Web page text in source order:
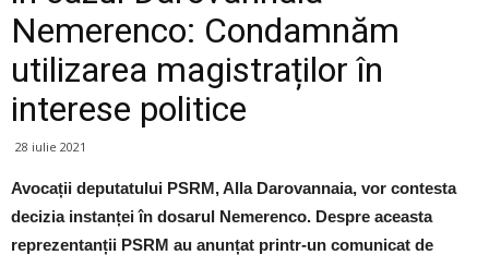
Nemerenco: Condamnăm
utilizarea magistraților în
interese politice
28 iulie 2021
Avocații deputatului PSRM, Alla Darovannaia, vor contesta
decizia instanței în dosarul Nemerenco. Despre aceasta
reprezentanții PSRM au anunțat printr-un comunicat de